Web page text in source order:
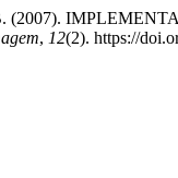
B. (2007).
, 12(2). https://